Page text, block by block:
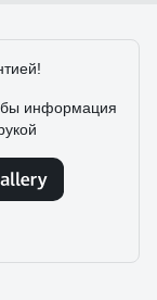
информация